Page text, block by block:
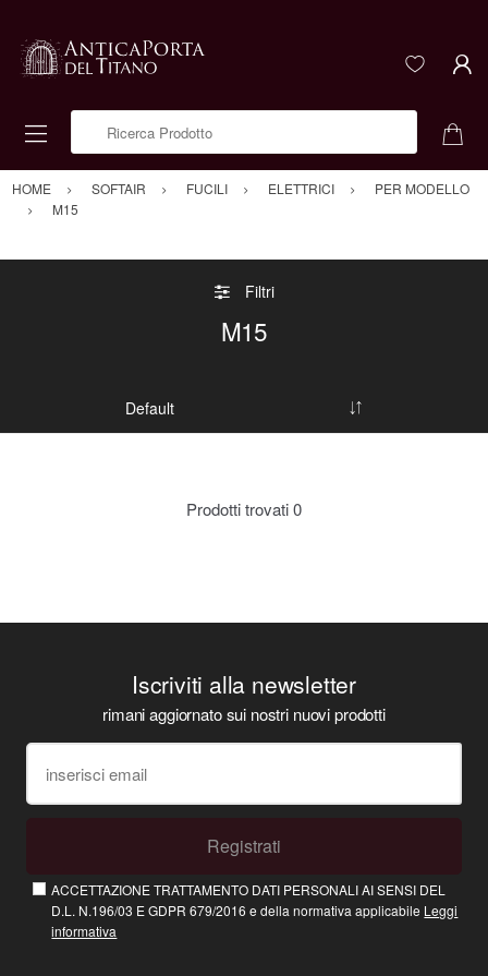
HOME SOFTAIR FUCILI ELETTRICI
PER MODELLO
M15
Filtri
M15
Prodotti trovati0
Iscriviti alla newsletter
rimani aggiornato sui nostri nuovi prodotti
Registrati
ACCETTAZIONE TRATTAMENTO DATI PERSONALI AI SENSI DEL
D.L. N.196/03 E GDPR 679/2016 e della normativa applicabile Leggi
informativa